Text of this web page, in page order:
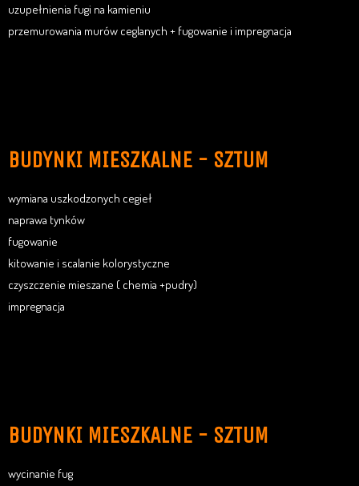
uzupełnienia fugi na kamieniu
przemurowania murów ceglanych + fugowanie i impregnacja
BUDYNKI MIESZKALNE - SZTUM
wymiana uszkodzonych cegieł
naprawa tynków
fugowanie
kitowanie i scalanie kolorystyczne
czyszczenie mieszane ( chemia +pudry)
impregnacja
BUDYNKI MIESZKALNE - SZTUM
wycinanie fug